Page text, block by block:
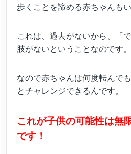
歩くことを諦める赤ちゃんもい
これは、過去がないから、「
肢がないということなのです。
なので赤ちゃんは何度転んで
とチャレンジできるんです。
これが子供の可能性は無
です！